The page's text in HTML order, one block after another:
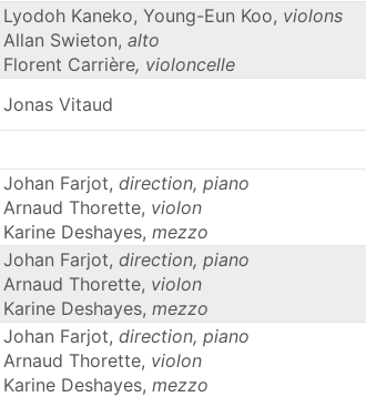
Lyodoh Kaneko, Young-Eun Koo, violons
Allan Swieton, alto
Florent Carrière, violoncelle
Jonas Vitaud
Johan Farjot, direction, piano
Arnaud Thorette, violon
Karine Deshayes, mezzo
Johan Farjot, direction, piano
Arnaud Thorette, violon
Karine Deshayes, mezzo
Johan Farjot, direction, piano
Arnaud Thorette, violon
Karine Deshayes, mezzo